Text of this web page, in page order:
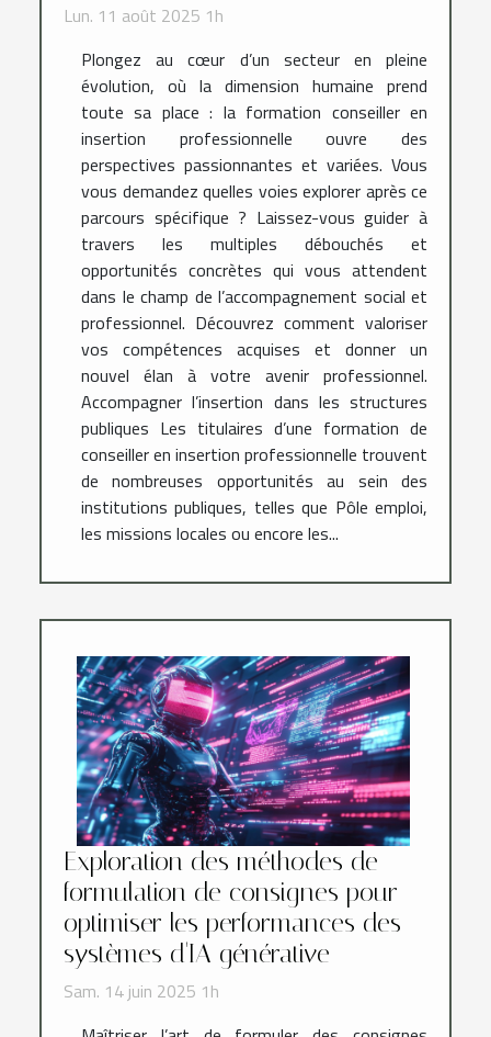
Lun. 11 août 2025 1h
Plongez au cœur d’un secteur en pleine
évolution, où la dimension humaine prend
toute sa place : la formation conseiller en
insertion professionnelle ouvre des
perspectives passionnantes et variées. Vous
vous demandez quelles voies explorer après ce
parcours spécifique ? Laissez-vous guider à
travers les multiples débouchés et
opportunités concrètes qui vous attendent
dans le champ de l’accompagnement social et
professionnel. Découvrez comment valoriser
vos compétences acquises et donner un
nouvel élan à votre avenir professionnel.
Accompagner l’insertion dans les structures
publiques Les titulaires d’une formation de
conseiller en insertion professionnelle trouvent
de nombreuses opportunités au sein des
institutions publiques, telles que Pôle emploi,
les missions locales ou encore les...
Exploration des méthodes de
formulation de consignes pour
optimiser les performances des
systèmes d'IA générative
Sam. 14 juin 2025 1h